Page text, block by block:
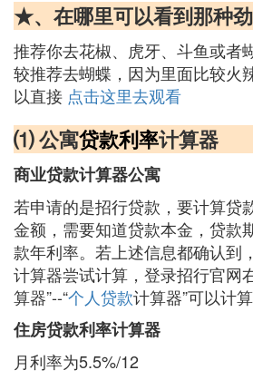
★、在哪里可以看到那种
推荐你去花椒、虎牙、斗鱼或者
较推荐去蝴蝶，因为里面比较火
以直接 点击这里去观看
⑴ 公寓贷款利率计算器
商业贷款计算器公寓
若申请的是招行贷款，要计算贷
金额，需要知道贷款本金，贷款
款年利率。若上述信息都确认到
计算器尝试计算，登录招行官网
算器”--“个人贷款计算器”可以计算
住房贷款利率计算器
月利率为5.5%/12